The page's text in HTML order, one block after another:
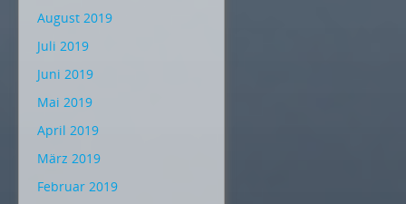
August 2019
Juli 2019
Juni 2019
Mai 2019
April 2019
März 2019
Februar 2019